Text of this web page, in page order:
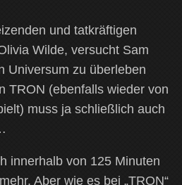
und tatkräftigen
Wilde, versucht Sam
Universum zu überleben
TRON (ebenfalls wieder von
muss ja schließlich auch
innerhalb von 125 Minuten
Aber wie es bei „TRON“